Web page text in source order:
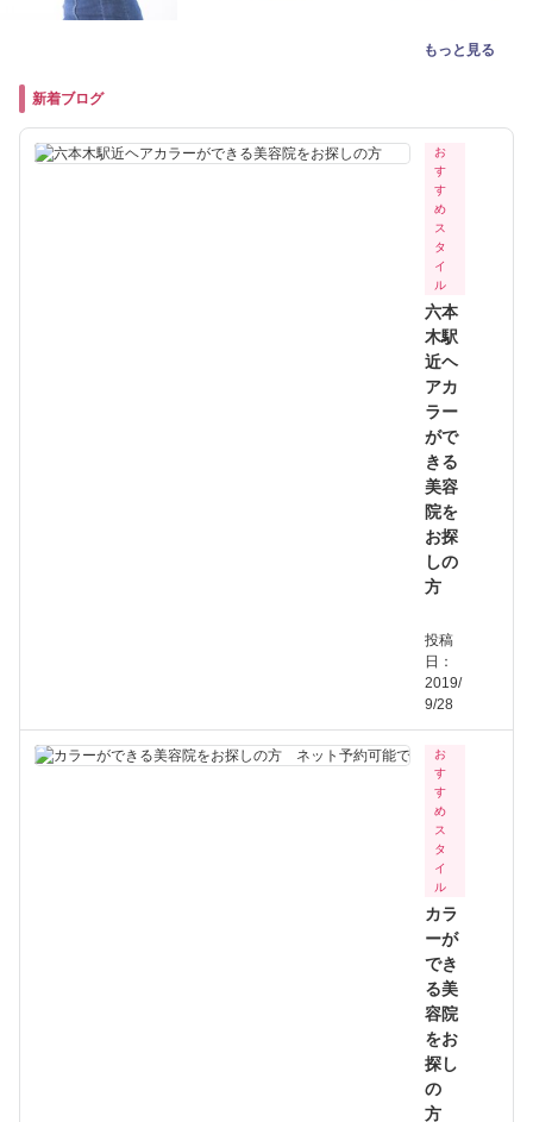
もっと見る
新着ブログ
お
す
す
め
ス
タ
イ
ル
六本
木駅
近ヘ
アカ
ラー
がで
きる
美容
院を
お探
しの
方
投稿
日：
2019/
9/28
お
す
す
め
ス
タ
イ
ル
カラ
ーが
でき
る美
容院
をお
探し
の
方